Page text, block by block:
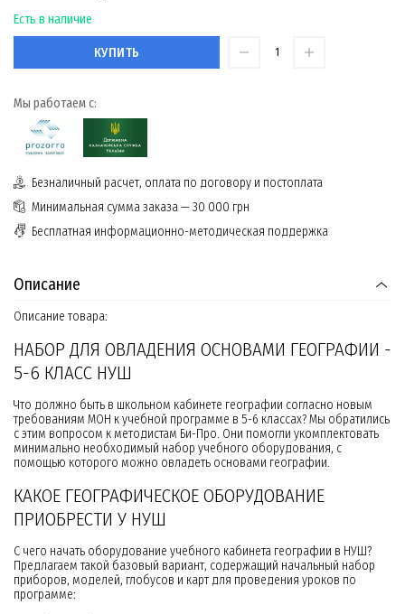
Есть в наличие
КУПИТЬ
Мы работаем с:
Безналичный расчет, оплата по договору и постоплата
Минимальная сумма заказа — 30 000 грн
Бесплатная информационно-методическая поддержка
Описание
Описание товара:
НАБОР ДЛЯ ОВЛАДЕНИЯ ОСНОВАМИ ГЕОГРАФИИ -
5-6 КЛАСС НУШ
Что должно быть в школьном кабинете географии согласно новым
требованиям МОН к учебной программе в 5-6 классах? Мы обратились
с этим вопросом к методистам Би-Про. Они помогли укомплектовать
минимально необходимый набор учебного оборудования, с
помощью которого можно овладеть основами географии.
КАКОЕ ГЕОГРАФИЧЕСКОЕ ОБОРУДОВАНИЕ
ПРИОБРЕСТИ У НУШ
С чего начать оборудование учебного кабинета географии в НУШ?
Предлагаем такой базовый вариант, содержащий начальный набор
приборов, моделей, глобусов и карт для проведения уроков по
программе: